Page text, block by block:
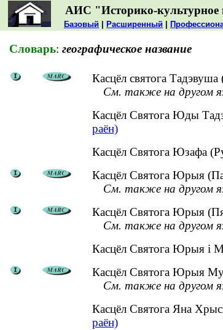
АИС "Историко-культурное
Базовый Расширенный
Словарь: географическое название
Касцёл святога Тадэвуша
См. также на другом
Касцёл Святога Юды
раён)
Касцёл Святога Юзафа
Касцёл Святога Юрыя
См. также на другом
Касцёл Святога Юрыя
См. также на другом
Касцёл Святога Юрыя і
Касцёл Святога Юрыя
См. также на другом
Касцёл Святога Яна
раён)